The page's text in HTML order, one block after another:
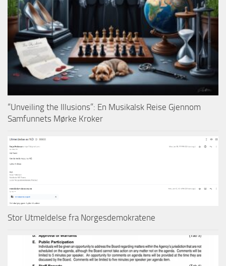
“Unveiling the Illusions”: En Musikalsk Reise Gjennom
Samfunnets Mørke Kroker
Stor Utmeldelse fra Norgesdemokratene